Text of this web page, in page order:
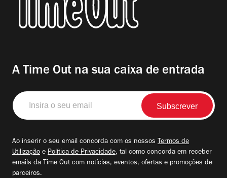
A Time Out na sua caixa de entrada
Insira
o
seu
Ao inserir o seu email concorda com os nossos Termos de
Utilização e Política de Privacidade, tal como concorda em receber
emails da Time Out com notícias, eventos, ofertas e promoções de
parceiros.